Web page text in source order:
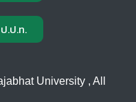
.ป.ท.
University , All